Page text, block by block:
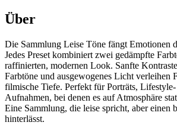
Über
Die Sammlung Leise Töne fängt Emotionen
Jedes Preset kombiniert zwei gedämpfte
raffinierten, modernen Look. Sanfte
Farbtöne und ausgewogenes Licht verleihen
filmische Tiefe. Perfekt für Porträts,
Aufnahmen, bei denen es auf Atmosphäre
Eine Sammlung, die leise spricht, aber einen
hinterlässt.